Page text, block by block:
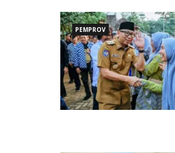
PEMPROV